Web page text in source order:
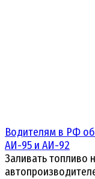
Водителям в РФ
АИ-95 и АИ-92
Заливать топливо